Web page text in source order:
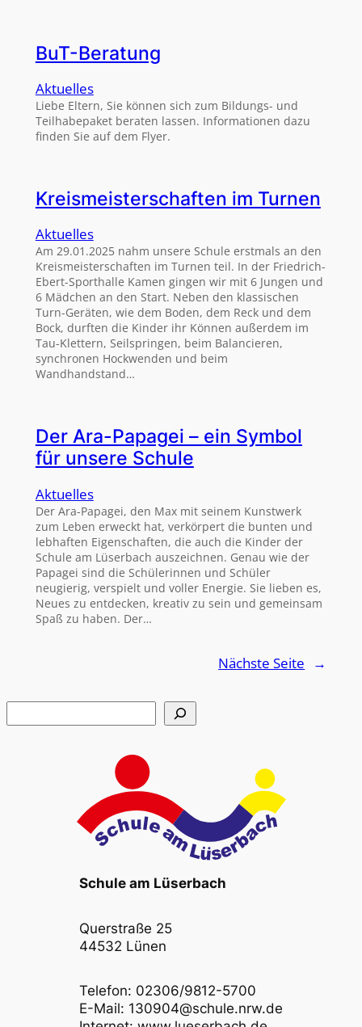
BuT-Beratung
Aktuelles
Liebe Eltern, Sie können sich zum Bildungs- und
Teilhabepaket beraten lassen. Informationen dazu
finden Sie auf dem Flyer.
Kreismeisterschaften im Turnen
Aktuelles
Am 29.01.2025 nahm unsere Schule erstmals an den
Kreismeisterschaften im Turnen teil. In der Friedrich-
Ebert-Sporthalle Kamen gingen wir mit 6 Jungen und
6 Mädchen an den Start. Neben den klassischen
Turn-Geräten, wie dem Boden, dem Reck und dem
Bock, durften die Kinder ihr Können außerdem im
Tau-Klettern, Seilspringen, beim Balancieren,
synchronen Hockwenden und beim
Wandhandstand…
Der Ara-Papagei – ein Symbol
für unsere Schule
Aktuelles
Der Ara-Papagei, den Max mit seinem Kunstwerk
zum Leben erweckt hat, verkörpert die bunten und
lebhaften Eigenschaften, die auch die Kinder der
Schule am Lüserbach auszeichnen. Genau wie der
Papagei sind die Schülerinnen und Schüler
neugierig, verspielt und voller Energie. Sie lieben es,
Neues zu entdecken, kreativ zu sein und gemeinsam
Spaß zu haben. Der…
Nächste Seite →
Schule am Lüserbach
Querstraße 25
44532 Lünen
Telefon: 02306/9812-5700
E-Mail: 130904@schule.nrw.de